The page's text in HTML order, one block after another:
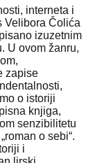
interneta i
Velibora Čolića
izuzetnim
U ovom žanru,
zapise
o istoriji
knjiga,
senzibilitetu
o sebi“.
i